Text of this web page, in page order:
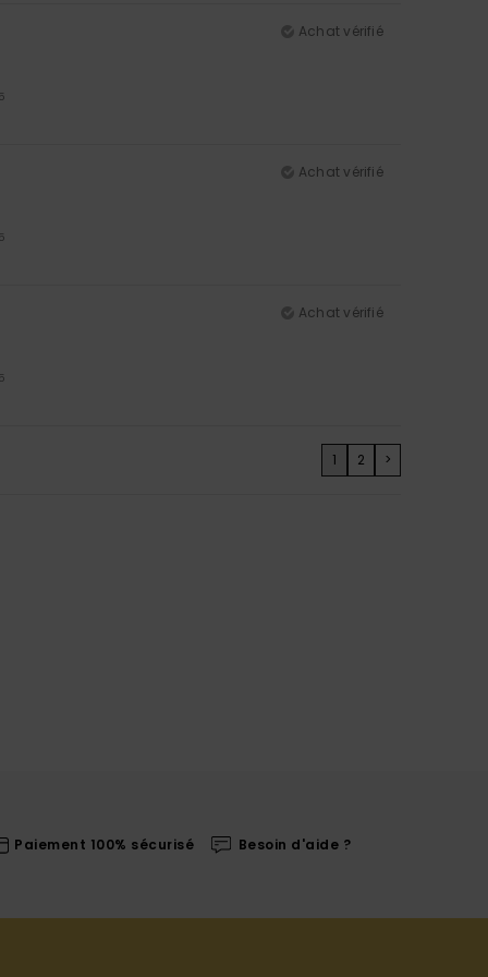
Achat vérifié
Achat vérifié
Achat vérifié
1 2 >
Paiement 100% sécurisé Besoin d'aide ?